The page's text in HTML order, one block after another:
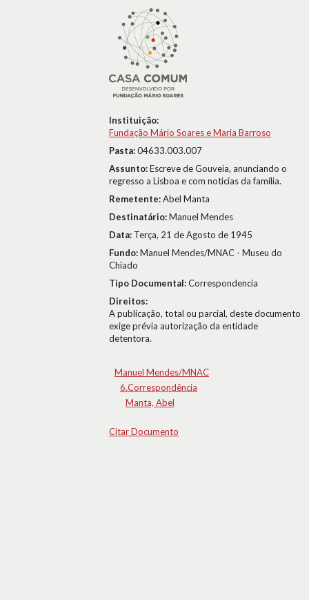
Instituição:
Fundação Mário Soares e Maria Barroso
Pasta:04633.003.007
Assunto:Escreve de Gouveia, anunciando o
regresso a Lisboa e com noticias da família.
Remetente:Abel Manta
Destinatário:Manuel Mendes
Data: Terça, 21 de Agosto de 1945
Fundo:Manuel Mendes/MNAC - Museu do
Chiado
Tipo Documental:Correspondencia
Direitos:
A publicação, total ou parcial, deste documento
exige prévia autorização da entidade
detentora.
Manuel Mendes/MNAC
6.Correspondência
Manta, Abel
Citar Documento